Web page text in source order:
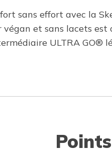
sans effort avec la
et sans lacets est
ULTRA